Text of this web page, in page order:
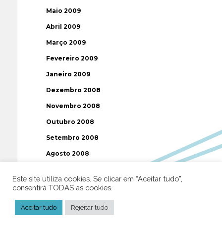
Maio 2009
Abril 2009
Março 2009
Fevereiro 2009
Janeiro 2009
Dezembro 2008
Novembro 2008
Outubro 2008
Setembro 2008
Agosto 2008
Junho 2008
Maio 2008
Abril 2008
Este site utiliza cookies. Se clicar em “Aceitar tudo”,
consentirá TODAS as cookies.
Aceitar tudo Rejeitar tudo